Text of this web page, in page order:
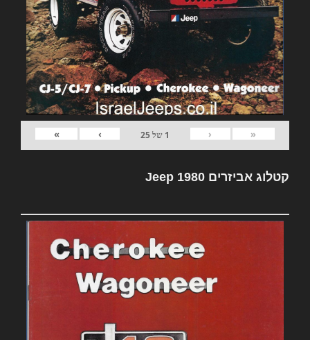
«
‹
1 של25
›
»
קטלוג אביזרים Jeep 1980